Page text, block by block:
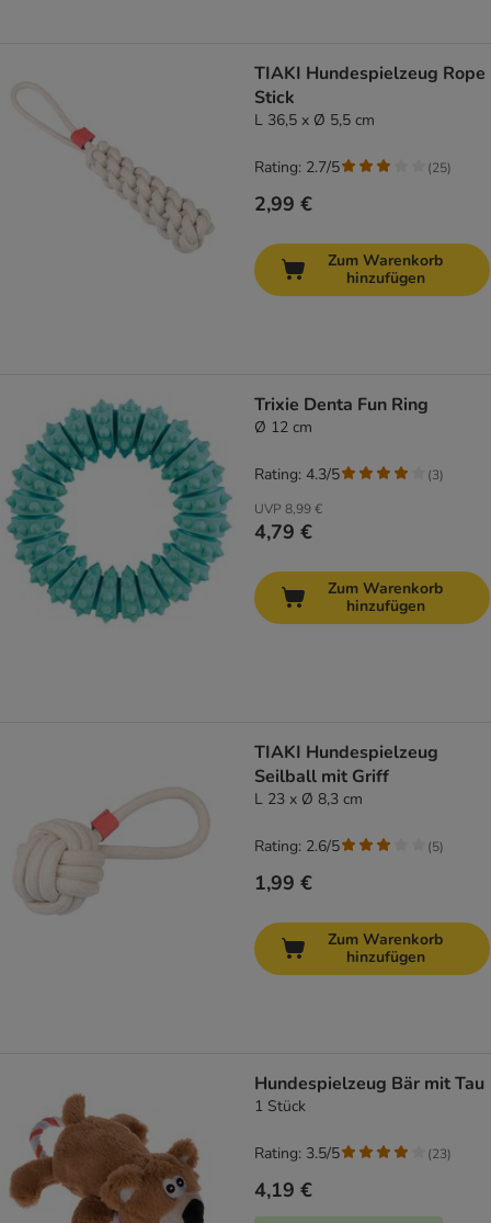
TIAKI Hundespielzeug Rope
Stick
L 36,5 x Ø 5,5 cm
2,99 €
Rating: 2.7/5 (25)
Zum Warenkorb
hinzufügen
Trixie Denta Fun Ring
Ø 12 cm
UVP 8,99 €
4,79 €
Rating: 4.3/5 (3)
Zum Warenkorb
hinzufügen
TIAKI Hundespielzeug
Seilball mit Griff
L 23 x Ø 8,3 cm
1,99 €
Rating: 2.6/5 (5)
Zum Warenkorb
hinzufügen
Hundespielzeug Bär mit Tau
1 Stück
4,19 €
Rating: 3.5/5 (23)